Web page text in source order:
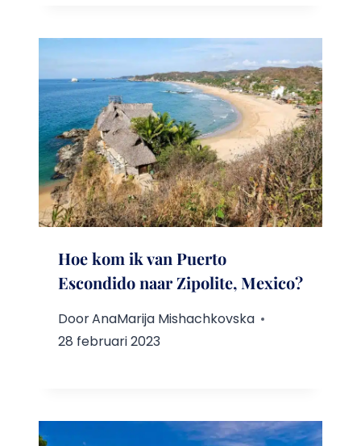
Hoe kom ik van Puerto
Escondido naar Zipolite, Mexico?
DoorAnaMarija Mishachkovska
28 februari 2023